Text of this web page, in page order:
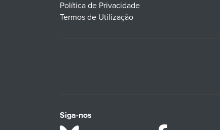
Política de Privacidade
Termos de Utilização
Siga-nos